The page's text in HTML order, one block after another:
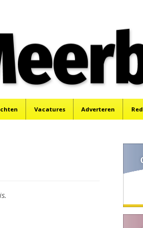
Vacatures Adverteren